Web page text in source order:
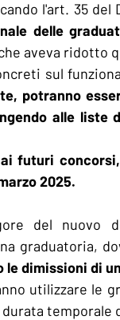
l'art. 35 del
delle
aveva ridotto
potranno
alle liste
futuri
2025.
del nuovo
graduatoria,
le dimissioni di
utilizzare le
temporale